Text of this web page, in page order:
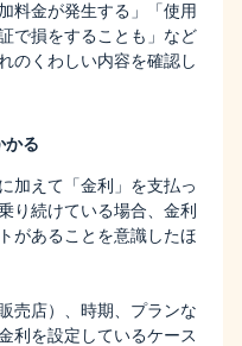
料金が発生する」「使用
で損をすることも」など
のくわしい内容を確認し
かる
加えて「金利」を支払っ
り続けている場合、金利
があることを意識したほ
売店）、時期、プランな
利を設定しているケース